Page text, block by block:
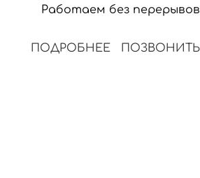
Работаем без перерывов
ПОДРОБНЕЕ ПОЗВОНИТЬ